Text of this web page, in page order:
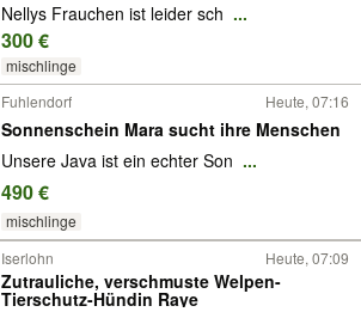
Nellys Frauchen ist leider sch ...
300 €
mischlinge
Fuhlendorf Heute, 07:16
Sonnenschein Mara sucht ihre Menschen
Unsere Java ist ein echter Son ...
490 €
mischlinge
Iserlohn Heute, 07:09
Zutrauliche, verschmuste Welpen-
Tierschutz-Hündin Raye